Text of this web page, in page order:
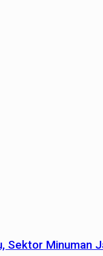
Sektor Minuman